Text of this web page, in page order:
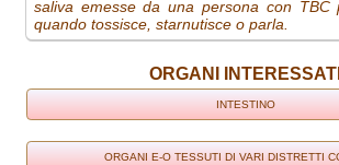
saliva emesse da una persona con TBC
quando tossisce, starnutisce o parla.
ORGANI INTERESSATI
INTESTINO
ORGANI E-O TESSUTI DI VARI DISTRETTI